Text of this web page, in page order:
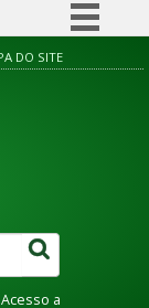
DO SITE
Acesso a